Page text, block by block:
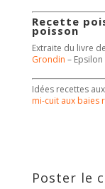
Recette
poisson
Extraite du livre
Grondin –
Idées recettes
mi-cuit aux baies
Poster le